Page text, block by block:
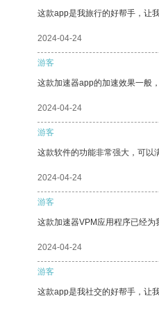
这款app是我旅行的好帮手，让
2024-04-24
游客
这款加速器app的加速效果一般
2024-04-24
游客
这款软件的功能非常强大，可以
2024-04-24
游客
这款加速器VPM应用程序已经为
2024-04-24
游客
这款app是我社交的好帮手，让